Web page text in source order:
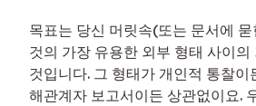
목표는 당신 머릿속(또는 문서에
것의 가장 유용한 외부 형태 사이
것입니다. 그 형태가 개인적 통찰이
해관계자 보고서이든 상관없이요.